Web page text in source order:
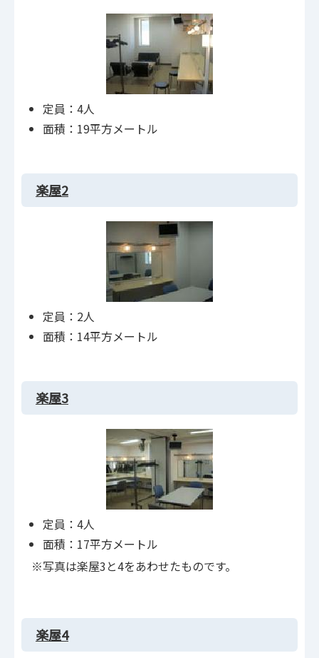
定員：4人
面積：19平方メートル
楽屋2
定員：2人
面積：14平方メートル
楽屋3
定員：4人
面積：17平方メートル
※写真は楽屋3と4をあわせたものです。
楽屋4